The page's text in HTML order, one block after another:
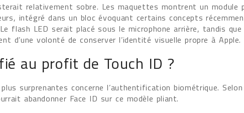
relativement sobre. Les maquettes montrent un module
intégré dans un bloc évoquant certains concepts
flash LED serait placé sous le microphone arrière, tandis
d’une volonté de conserver l’identité visuelle propre à Apple.
au profit de Touch ID ?
plus surprenantes concerne l’authentification biométrique.
abandonner Face ID sur ce modèle pliant.